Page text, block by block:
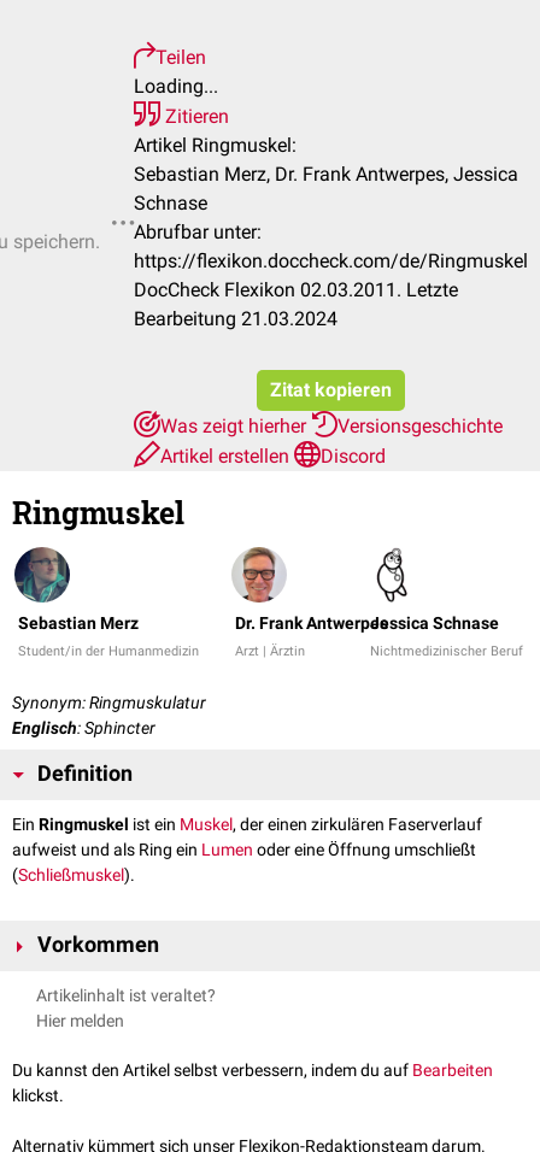
speichern.
Teilen
Loading...
Zitieren
Artikel Ringmuskel:
Sebastian Merz, Dr. Frank Antwerpes, Jessica
Schnase
Abrufbar unter:
https://flexikon.doccheck.com/de/Ringmuskel
DocCheck Flexikon 02.03.2011. Letzte
Bearbeitung 21.03.2024
Zitat kopieren
Was zeigt hierher
Versionsgeschichte
Artikel erstellen
Discord
Ringmuskel
Sebastian Merz
Student/in der Humanmedizin
Dr. Frank Antwerpes
Arzt | Ärztin
Jessica Schnase
Nichtmedizinischer Beruf
Synonym: Ringmuskulatur
Englisch: Sphincter
Definition
Ein Ringmuskel ist ein Muskel, der einen zirkulären Faserverlauf
aufweist und als Ring ein Lumen oder eine Öffnung umschließt
(Schließmuskel).
Vorkommen
Organ Name
Harnblase
Artikelinhalt ist veraltet?
Hier melden
Du kannst den Artikel selbst verbessern, indem du auf Bearbeiten
klickst.
Alternativ kümmert sich unser Flexikon-Redaktionsteam darum.